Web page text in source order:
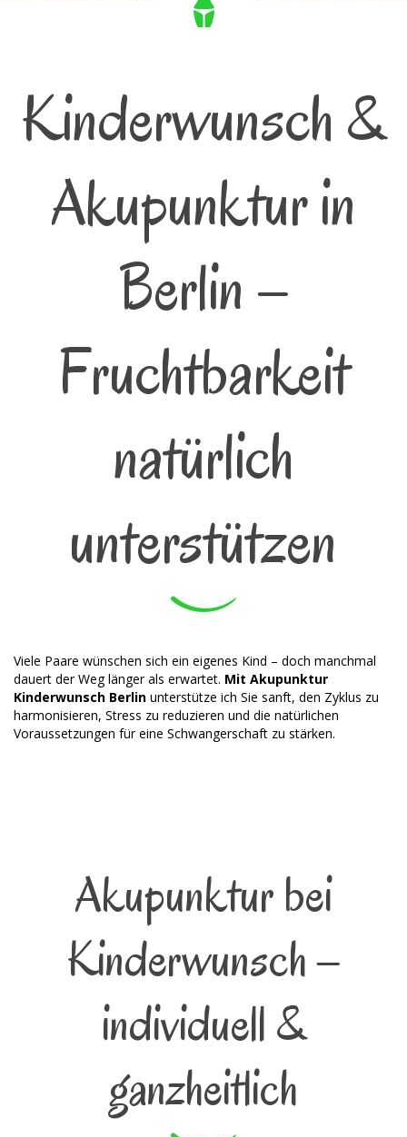
Kinderwunsch &
Akupunktur in
Berlin –
Fruchtbarkeit
natürlich
unterstützen
Viele Paare wünschen sich ein eigenes Kind – doch manchmal
dauert der Weg länger als erwartet. Mit Akupunktur
Kinderwunsch Berlin unterstütze ich Sie sanft, den Zyklus zu
harmonisieren, Stress zu reduzieren und die natürlichen
Voraussetzungen für eine Schwangerschaft zu stärken.
Akupunktur bei
Kinderwunsch –
individuell &
ganzheitlich